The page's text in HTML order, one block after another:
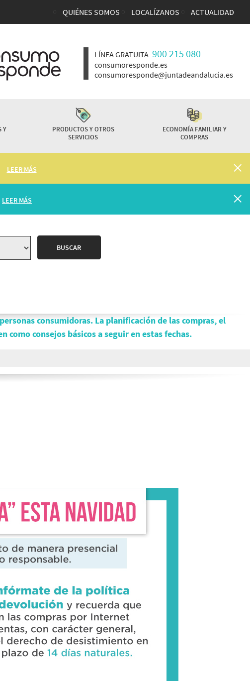
Enlaces top cabecera
QUIÉNES SOMOS LOCALÍZANOS ACTUALIDAD
LÍNEA GRATUITA 900 215 080
consumoresponde.es
consumoresponde@juntadeandalucia.es
Y
PRODUCTOS Y OTROS
SERVICIOS
ECONOMÍA FAMILIAR Y
COMPRAS
LEER MÁS
LEER MÁS
consumidoras. La planificación de las compras, el
consejos básicos a seguir en estas fechas.